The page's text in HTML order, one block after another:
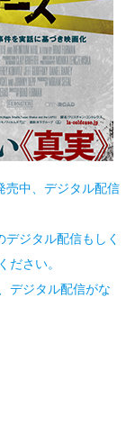
売中、デジタル配信
ジタル配信もしく
ださい。
デジタル配信がな